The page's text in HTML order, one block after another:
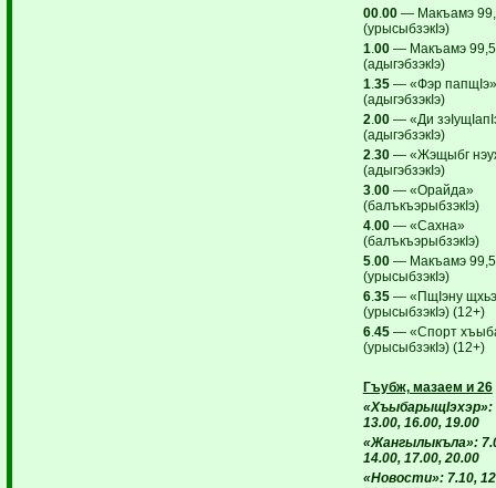
00. 00— Макъамэ
(урысыбзэкIэ)
1 00— Макъамэ
(адыгэбзэкIэ)
1 35— «Фэр папщIэ»
(адыгэбзэкIэ)
2 00— «Ди
(адыгэбзэкIэ)
2 30— «Жэщыбг
(адыгэбзэкIэ)
3. 00— «Орайда»
(балъкъэрыбзэкIэ)
4. 00— «Сахна»
(балъкъэрыбзэкIэ)
5. 00— Макъамэ
(урысыбзэкIэ)
6. 35— «ПщIэну
(урысыбзэкIэ) (12+)
6. 45— «Спорт
(урысыбзэкIэ) (12+)
Гъубж, мазаем и 26
«ХъыбарыщIэхэр»:
13.00, 16.00, 19.00
«Жангылыкъла»:
14.00, 17.00, 20.00
«Новости»: 7.10,